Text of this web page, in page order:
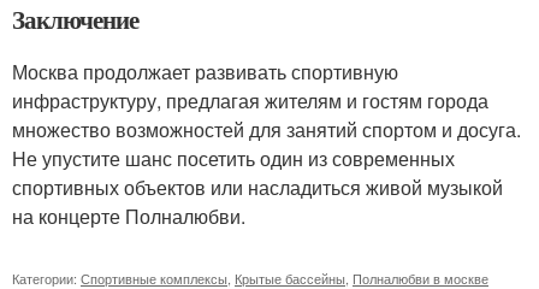
Заключение
Москва продолжает развивать спортивную
инфраструктуру, предлагая жителям и гостям города
множество возможностей для занятий спортом и досуга.
Не упустите шанс посетить один из современных
спортивных объектов или насладиться живой музыкой
на концерте Полналюбви.
Категории: Спортивные комплексы Крытые бассейны Полналюбви в москве